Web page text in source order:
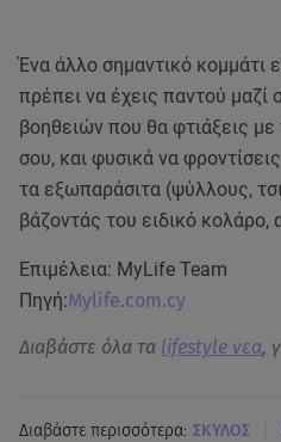
Ένα άλλο σημαντικό κομμάτι
πρέπει να έχεις παντού
βοηθειών που θα φτιάξεις
σου, και φυσικά να
τα εξωπαράσιτα (ψύλλους,
βάζοντάς του ειδικό κολάρο,
Επιμέλεια: MyLife Team
Πηγή:Mylife.com.cy
Διαβάστε όλα τα lifestyle νεα,
Διαβάστε περισσότερα: ΣΚΥΛΟΣ